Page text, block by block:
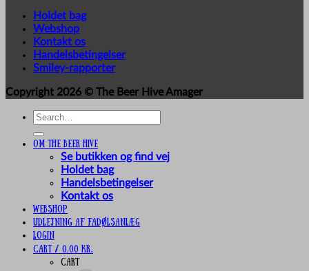
Holdet bag
Webshop
Kontakt os
Handelsbetingelser
Smiley-rapporter
Copyright 2026 © The Beer Hive Amager
Search
Om The Beer Hive
Se butikken og find vej
Holdet bag
Handelsbetingelser
Kontakt os
Webshop
UDLEJNING AF FADØLSANLÆG
Login
Cart / 0,00 kr.
Cart